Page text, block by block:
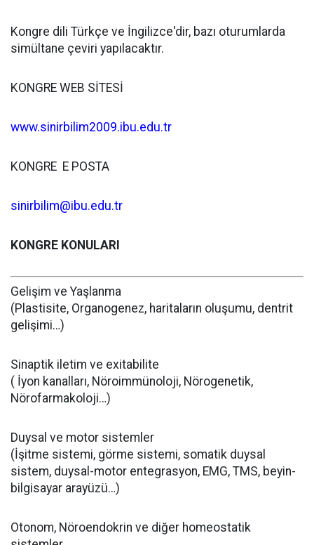
Kongre dili Türkçe ve İngilizce'dir, bazı oturumlarda
simültane çeviri yapılacaktır.
KONGRE WEB SİTESİ
www.sinirbilim2009.ibu.edu.tr
KONGRE E POSTA
sinirbilim@ibu.edu.tr
KONGRE KONULARI
Gelişim ve Yaşlanma
(Plastisite, Organogenez, haritaların oluşumu, dentrit
gelişimi…)
Sinaptik iletim ve exitabilite
( İyon kanalları, Nöroimmünoloji, Nörogenetik,
Nörofarmakoloji…)
Duysal ve motor sistemler
(İşitme sistemi, görme sistemi, somatik duysal
sistem, duysal-motor entegrasyon, EMG, TMS, beyin-
bilgisayar arayüzü…)
Otonom, Nöroendokrin ve diğer homeostatik